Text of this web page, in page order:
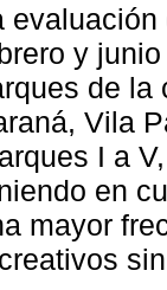
y
de la
Vila
I a
en
mayor